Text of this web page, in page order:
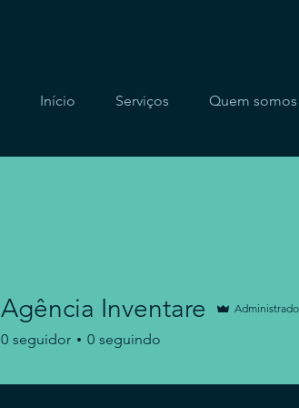
Início Serviços Quem somos
Agência Inventare
0 seguidor 0 seguindo